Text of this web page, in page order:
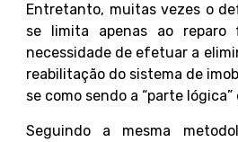
Entretanto, muitas vezes o
se limita apenas ao reparo
necessidade de efetuar a
reabilitação do sistema de
se como sendo a “parte
Seguindo a mesma